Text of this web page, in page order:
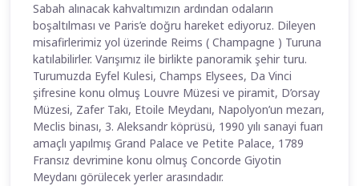
Sabah alınacak kahvaltımızın ardından odaların
boşaltılması ve Paris’e doğru hareket ediyoruz. Dileyen
misafirlerimiz yol üzerinde Reims ( Champagne ) Turuna
katılabilirler. Varışımız ile birlikte panoramik şehir turu.
Turumuzda Eyfel Kulesi, Champs Elysees, Da Vinci
şifresine konu olmuş Louvre Müzesi ve piramit, D’orsay
Müzesi, Zafer Takı, Etoile Meydanı, Napolyon’un mezarı,
Meclis binası, 3. Aleksandr köprüsü, 1990 yılı sanayi fuarı
amaçlı yapılmış Grand Palace ve Petite Palace, 1789
Fransız devrimine konu olmuş Concorde Giyotin
Meydanı görülecek yerler arasındadır.